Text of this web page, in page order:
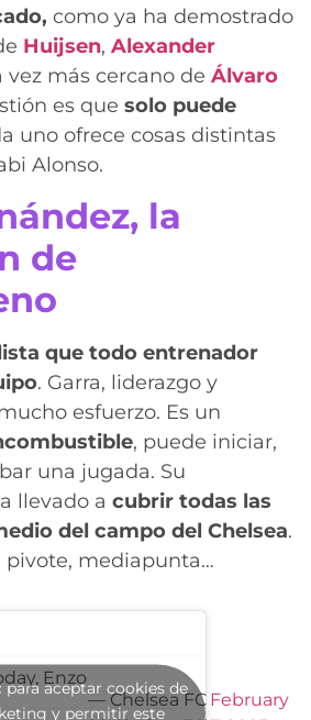
como ya ha demostrado
Huijsen, Alexander
vez más cercano de Álvaro
es que solo puede
uno ofrece cosas distintas
Alonso.
la
de
que todo entrenador
. Garra, liderazgo y
esfuerzo. Es un
, puede iniciar,
una jugada. Su
llevado a cubrir todas las
del campo del Chelsea.
pivote, mediapunta…
Enzo
— Chelsea FC February
para aceptar cookies de
y permitir este